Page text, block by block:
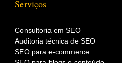
Serviços
Consultoria em SEO
Auditoria técnica de SEO
SEO para e-commerce